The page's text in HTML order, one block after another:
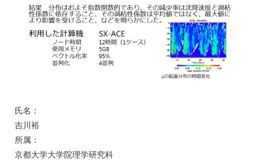
氏名：
吉川裕
所属：
京都大学大学院理学研究科